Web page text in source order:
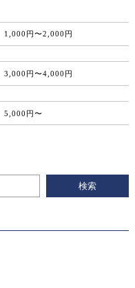
円〜2,000円
円〜4,000円
円〜